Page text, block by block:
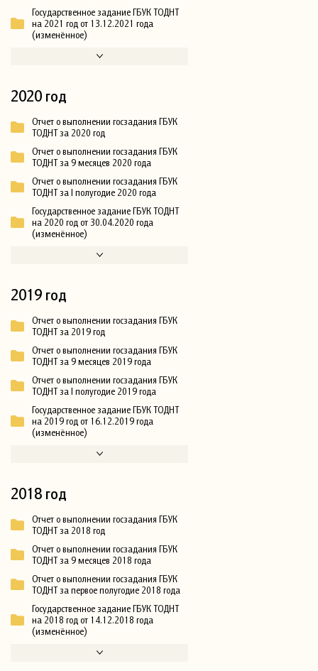
Государственное задание ГБУК ТОДНТ
на 2021 год от 13.12.2021 года
(изменённое)
2020 год
Отчет о выполнении госзадания ГБУК
ТОДНТ за 2020 год
Отчет о выполнении госзадания ГБУК
ТОДНТ за 9 месяцев 2020 года
Отчет о выполнении госзадания ГБУК
ТОДНТ за I полугодие 2020 года
Государственное задание ГБУК ТОДНТ
на 2020 год от 30.04.2020 года
(изменённое)
2019 год
Отчет о выполнении госзадания ГБУК
ТОДНТ за 2019 год
Отчет о выполнении госзадания ГБУК
ТОДНТ за 9 месяцев 2019 года
Отчет о выполнении госзадания ГБУК
ТОДНТ за I полугодие 2019 года
Государственное задание ГБУК ТОДНТ
на 2019 год от 16.12.2019 года
(изменённое)
2018 год
Отчет о выполнении госзадания ГБУК
ТОДНТ за 2018 год
Отчет о выполнении госзадания ГБУК
ТОДНТ за 9 месяцев 2018 года
Отчет о выполнении госзадания ГБУК
ТОДНТ за первое полугодие 2018 года
Государственное задание ГБУК ТОДНТ
на 2018 год от 14.12.2018 года
(изменённое)